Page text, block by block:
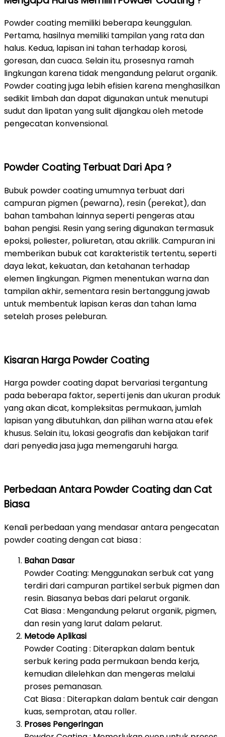
Powder coating memiliki beberapa keunggulan.
Pertama, hasilnya memiliki tampilan yang rata dan
halus. Kedua, lapisan ini tahan terhadap korosi,
goresan, dan cuaca. Selain itu, prosesnya ramah
lingkungan karena tidak mengandung pelarut organik.
Powder coating juga lebih efisien karena menghasilkan
sedikit limbah dan dapat digunakan untuk menutupi
sudut dan lipatan yang sulit dijangkau oleh metode
pengecatan konvensional.
Powder Coating Terbuat Dari Apa ?
Bubuk powder coating umumnya terbuat dari
campuran pigmen (pewarna), resin (perekat), dan
bahan tambahan lainnya seperti pengeras atau
bahan pengisi. Resin yang sering digunakan termasuk
epoksi, poliester, poliuretan, atau akrilik. Campuran ini
memberikan bubuk cat karakteristik tertentu, seperti
daya lekat, kekuatan, dan ketahanan terhadap
elemen lingkungan. Pigmen menentukan warna dan
tampilan akhir, sementara resin bertanggung jawab
untuk membentuk lapisan keras dan tahan lama
setelah proses peleburan.
Kisaran Harga Powder Coating
Harga powder coating dapat bervariasi tergantung
pada beberapa faktor, seperti jenis dan ukuran produk
yang akan dicat, kompleksitas permukaan, jumlah
lapisan yang dibutuhkan, dan pilihan warna atau efek
khusus. Selain itu, lokasi geografis dan kebijakan tarif
dari penyedia jasa juga memengaruhi harga.
Perbedaan Antara Powder Coating dan Cat
Biasa
Kenali perbedaan yang mendasar antara pengecatan
powder coating dengan cat biasa :
Bahan Dasar
Powder Coating: Menggunakan serbuk cat yang
terdiri dari campuran partikel serbuk pigmen dan
resin. Biasanya bebas dari pelarut organik.
Cat Biasa : Mengandung pelarut organik, pigmen,
dan resin yang larut dalam pelarut.
Metode Aplikasi
Powder Coating : Diterapkan dalam bentuk
serbuk kering pada permukaan benda kerja,
kemudian dilelehkan dan mengeras melalui
proses pemanasan.
Cat Biasa : Diterapkan dalam bentuk cair dengan
kuas, semprotan, atau roller.
Proses Pengeringan